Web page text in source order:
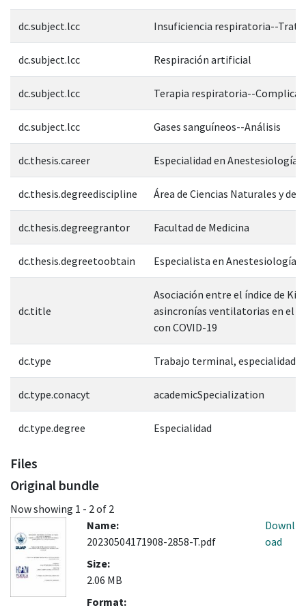
dc.subject.lcc Insuficiencia respiratoria--
dc.subject.lcc Respiración artificial
dc.subject.lcc Terapia respiratoria--
dc.subject.lcc Gases sanguíneos--Análisis
dc.thesis.career Especialidad en Anestesiología
dc.thesis.degreediscipline Área de Ciencias Naturales y de
dc.thesis.degreegrantor Facultad de Medicina
dc.thesis.degreetoobtain Especialista en Anestesiología
dc.title
Asociación entre el índice de
asincronías ventilatorias en el
con COVID-19
dc.type Trabajo terminal, especialidad
dc.type.conacyt academicSpecialization
dc.type.degree Especialidad
Files
Original bundle
Now showing 1 - 2 of 2
Name:
20230504171908-2858-T.pdf
Size:
2.06 MB
Format:
Downl
oad